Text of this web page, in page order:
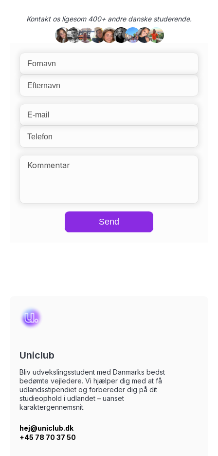
Kontakt os ligesom 400+ andre danske studerende.
Send
Uniclub
Bliv udvekslingsstudent med Danmarks bedst
bedømte vejledere. Vi hjælper dig med at få
udlandsstipendiet og forbereder dig på dit
studieophold i udlandet – uanset
karaktergennemsnit.
hej@uniclub.dk
+45 78 70 37 50